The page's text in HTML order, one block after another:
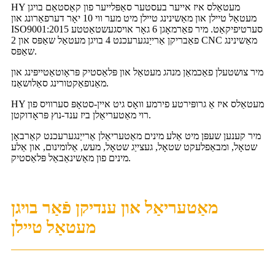
HY מעטאַלס ​​איז אייער בעסטער סאַפּלייער פון קאַסטאַם בויגן
מעטאַל טיילן און מאַשינינג טיילן מיט מער ווי 10 יאָר דערפאַרונג און
ISO9001:2015 סערטיפיקאַט. מיר פאַרמאָגן 6 גאָר אויסגעשטאַטטע
פאַבריקן אַרייַנגערעכנט 4 בויגן מעטאַל שאַפּס און 2 CNC מאַשינינג
שאַפּס.
מיר צושטעלן פאַכמאַן מנהג מעטאַל און פּלאַסטיק פּראָוטאַטייפּינג און
מאַנופאַקטורינג סאַלושאַנז.
HY מעטאַלס ​​איז אַ גרופּירטע פירמע וואָס גיט איין-סטאָפּ סערוויס פון
רוי מאַטעריאַלן ביז ענד-נוץ פּראָדוקטן.
מיר קענען שעפּן מיט אַלע מינים מאַטעריאַלן אַרייַנגערעכנט קאַרבאָן
שטאָל, ומבאַפלעקט שטאָל, געצייַג שטאָל, מעש, אַלומינום, און אַלע
מינים פון מאַשינאַבאַל פּלאַסטיק.
מאַטעריאַל און ענדיקן פֿאַר בויגן
מעטאַל טיילן